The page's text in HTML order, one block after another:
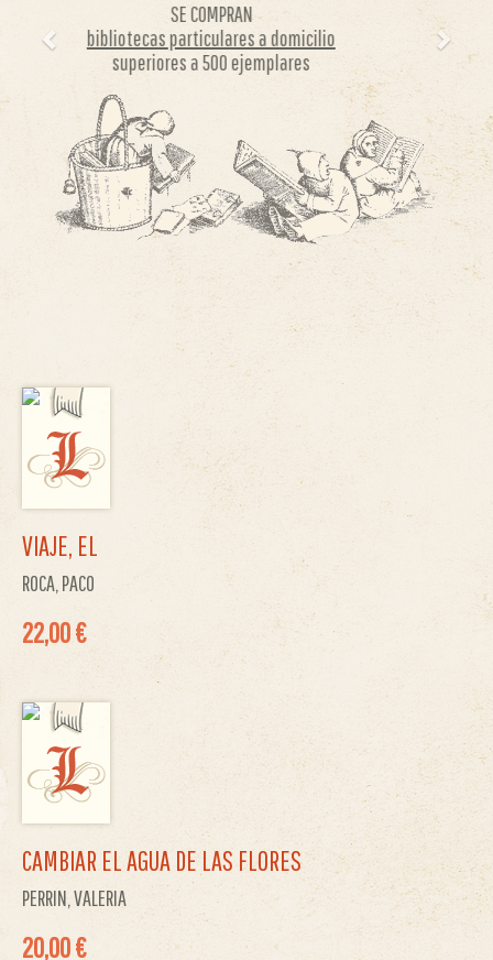
SE ADMITE
bono cultural joven
únicamente en nuestras tiendas físicas
VIAJE, EL
ROCA, PACO
22,00 €
CAMBIAR EL AGUA DE LAS FLORES
PERRIN, VALERIA
20,00 €